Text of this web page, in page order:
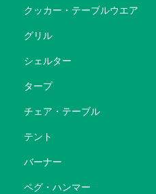
クッカー・テーブルウエア
グリル
シェルター
タープ
チェア・テーブル
テント
バーナー
ペグ・ハンマー